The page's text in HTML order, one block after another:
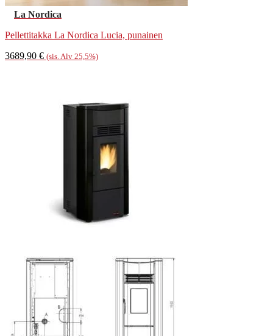
La Nordica
Pellettitakka La Nordica Lucia, punainen
3689,90 € (sis. Alv 25,5%)